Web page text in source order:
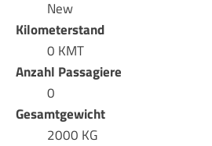
New
Kilometerstand
0 KMT
Anzahl Passagiere
0
Gesamtgewicht
2000 KG